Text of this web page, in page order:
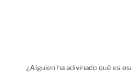
¿Alguien ha adivinado qué es